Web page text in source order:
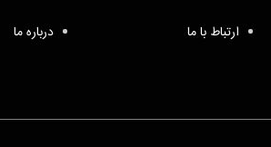
ارتباط با ما درباره ما